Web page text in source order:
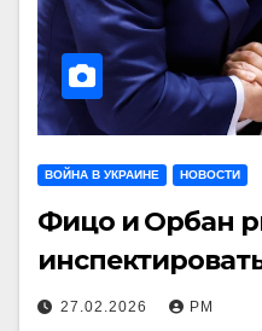
ВОЙНА В УКРАИНЕ НОВОСТИ
Фицо и Орбан
27.02.2026 РМ